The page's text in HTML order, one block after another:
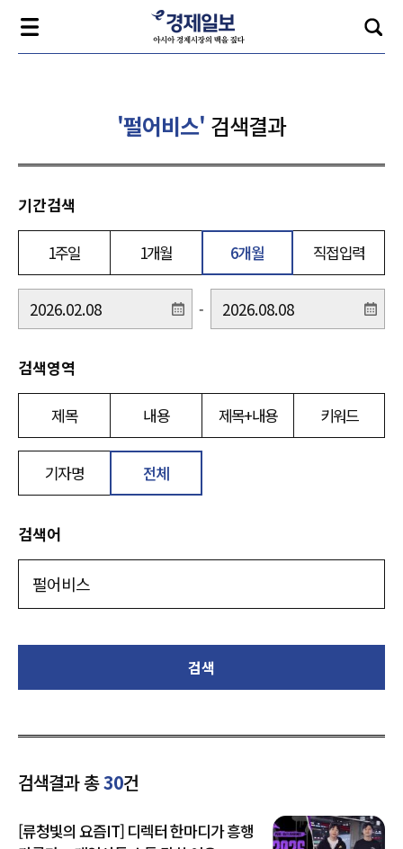
'펄어비스' 검색결과
기간검색
1주일 1개월 6개월 직접입력
-
검색영역
제목 내용 제목+내용 키워드
기자명 전체
검색어
검색
검색결과 총30건
[류청빛의 요즘IT] 디렉터 한마디가 흥행